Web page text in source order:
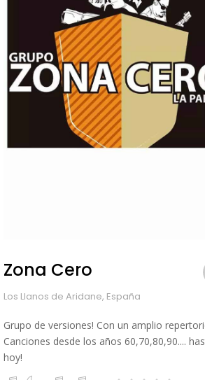
Zona Cero
Los Llanos de Aridane, España
Grupo de versiones! Con un amplio
Canciones desde los años 60,70,80,90....
hoy!